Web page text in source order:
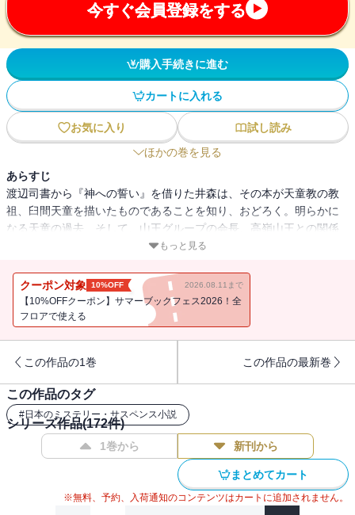
今すぐ会員登録をする
購入手続きに進む
カートに入れる
お気に入り
試し読み
ほかの巻を見る
あらすじ
渡辺司書から『神への誓い』を借りた井森は、その本が天童教の教
祖、臼間天童を描いたものであることを知り、おどろく。明らかに
なる天童の過去、そして、山王グループの会長、高嶺山王との関係
もっと見る
クーポン対象 10%OFF 2026.08.11まで
【10%OFFクーポン】サマーブックフェス2026！全
フロアで使える
この作品の1巻 この作品の最新巻
この作品のタグ
#日本のミステリー・サスペンス小説
シリーズ作品(172件)
1巻から 新刊から
まとめてカート
※無料、予約、入荷通知のコンテンツはカートに追加されません。